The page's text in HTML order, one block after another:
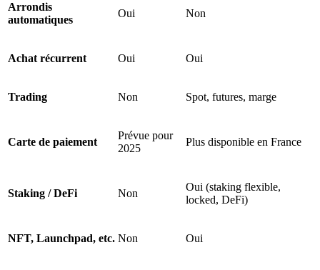
Arrondis
automatiques
Oui Non
Achat récurrent Oui Oui
Trading Non Spot, futures, marge
Carte de paiement
Prévue pour
2025
Plus disponible en France
Staking / DeFi Non
Oui (staking flexible,
locked, DeFi)
NFT, Launchpad, etc. Non Oui